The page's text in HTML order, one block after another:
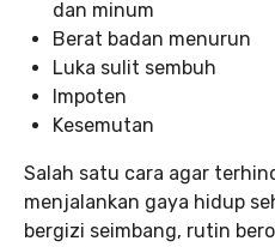
dan minum
Berat badan menurun
Luka sulit sembuh
Impoten
Kesemutan
Salah satu cara agar
menjalankan gaya hidup
bergizi seimbang, rutin